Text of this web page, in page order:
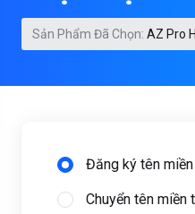
Sản Phẩm Đã Chọn: AZ Pro
Đăng ký tên
Chuyển tên miền